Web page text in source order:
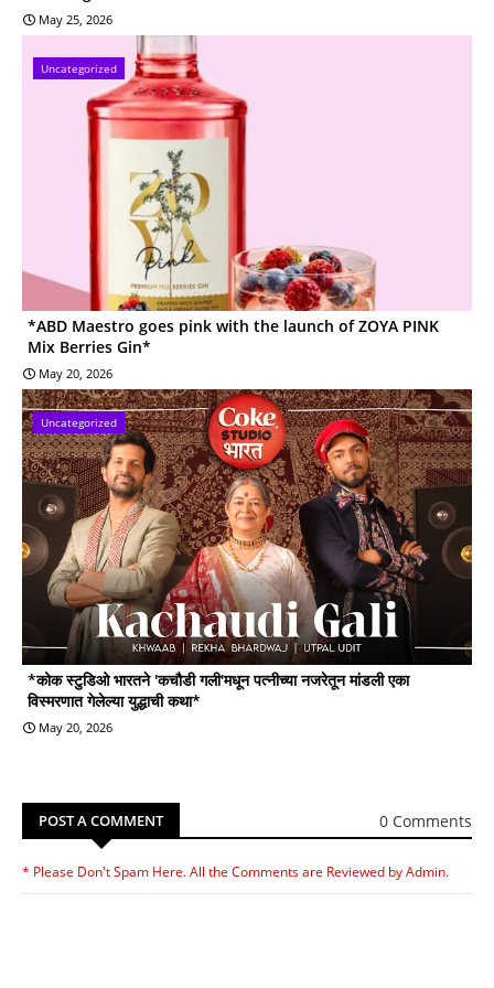
May 25, 2026
Uncategorized
*ABD Maestro goes pink with the launch of ZOYA PINK
Mix Berries Gin*
May 20, 2026
Uncategorized
*कोक स्टुडिओ भारतने 'कचौडी गली'मधून पत्नीच्या नजरेतून मांडली एका
विस्मरणात गेलेल्या युद्धाची कथा*
May 20, 2026
POST A COMMENT 0 Comments
* Please Don't Spam Here. All the Comments are Reviewed by Admin.